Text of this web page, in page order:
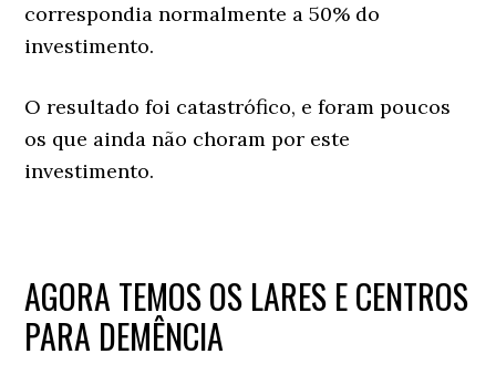
correspondia normalmente a 50% do
investimento.
O resultado foi catastrófico, e foram poucos
os que ainda não choram por este
investimento.
AGORA TEMOS OS LARES E CENTROS
PARA DEMÊNCIA